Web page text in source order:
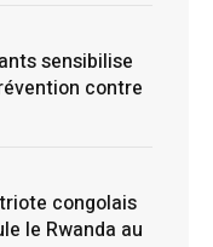
sensibilise
contre
congolais
le Rwanda au